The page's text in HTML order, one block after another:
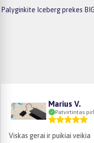
Palyginkite Iceberg prekes
Marius V.
Patvirtintas
Viskas gerai ir puikiai veikia